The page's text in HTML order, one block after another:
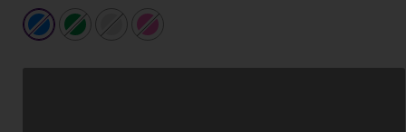
синийзелёныйсеребристый
розовый